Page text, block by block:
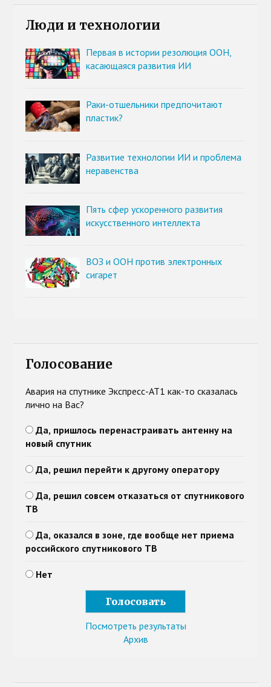
Люди и технологии
Первая в истории резолюция ООН,
касающаяся развития ИИ
Раки-отшельники предпочитают
пластик?
Развитие технологии ИИ и проблема
неравенства
Пять сфер ускоренного развития
искусственного интеллекта
ВОЗ и ООН против электронных
сигарет
Голосование
Авария на спутнике Экспресс-АТ1 как-то сказалась
лично на Вас?
Да, пришлось перенастраивать антенну на
новый спутник
Да, решил перейти к другому оператору
Да, решил совсем отказаться от спутникового
ТВ
Да, оказался в зоне, где вообще нет приема
российского спутникового ТВ
Нет
Посмотреть результаты
Архив